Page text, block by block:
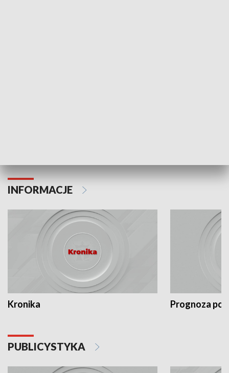
INFORMACJE
Kronika Prognoza
PUBLICYSTYKA